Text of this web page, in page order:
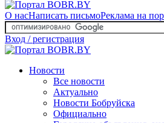
О насНаписать письмоРеклама на
Вход / регистрация
Новости
Все новости
Актуально
Новости Бобруйска
Официально